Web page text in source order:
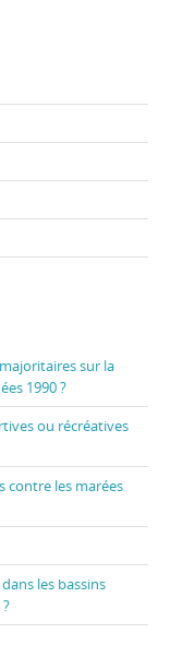
sur la
1990 ?
ou récréatives
contre les marées
les bassins